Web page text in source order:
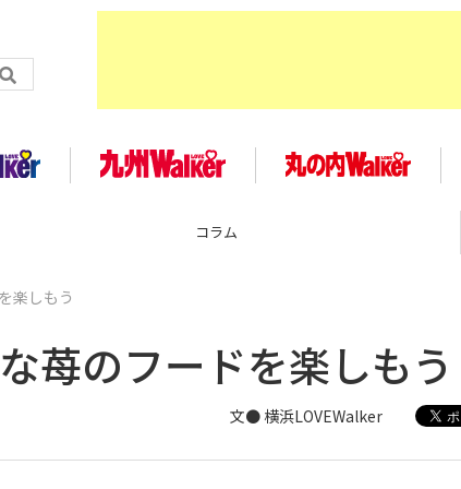
楽しもう
苺のフードを楽しもう
文● 横浜LOVEWalker